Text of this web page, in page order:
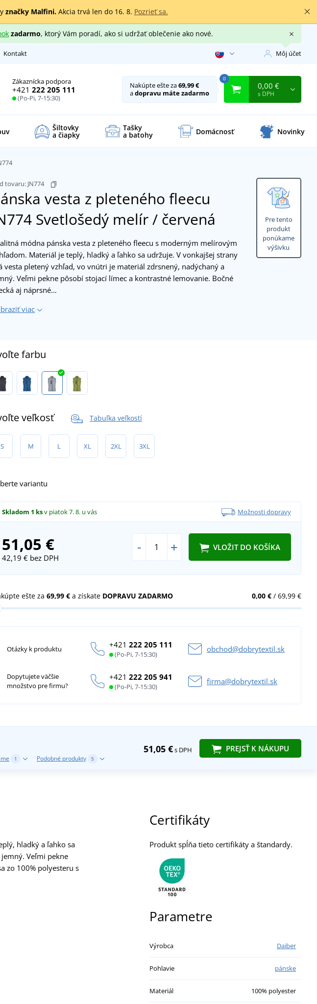
značky Malfini.Akcia trvá len do 16. 8. Pozrieť sa.
zadarmo, ktorý Vám poradí, ako si udržať oblečenie ako nové.
Kontakt Môj účet
Zákaznícka podpora
+421 222 205 111
(Po-Pi, 7-15:30)
Nakúpte ešte za69,99 €
adopravu máte zadarmo
0
0,00 €
s DPH
Šiltovky
a čiapky
Tašky
a batohy Domácnosť Novinky
Pre tento
produkt
ponúkame
výšivku
tovaru: JN774
vesta z pleteného fleecu
Svetlošedý melír / červená
módna pánska vesta z pleteného fleecu s moderným melírovým
Materiál je teplý, hladký a ľahko sa udržuje. V vonkajšej strany
vesta pletený vzhľad, vo vnútri je materiál zdrsnený, nadýchaný a
Veľmi pekne pôsobí stojací límec a kontrastné lemovanie. Bočné
aj náprsné…
viac
farbu
veľkosť Tabuľka veľkostí
S M L XL 2XL 3XL
variantu
Skladom 1 ksv piatok 7. 8. u vás Možnosti dopravy
51,05 €
42,19 €bez DPH
- + VLOŽIT DO KOŠÍKA
0,00 €/ 69,99 €
ešte za 69,99 € a získate DOPRAVU ZADARMO
Otázky k produktu +421222 205 111
(Po-Pi, 7-15:30)
obchod@dobrytextil.sk
Dopytujete väčšie
množstvo pre firmu?
+421222 205 941
(Po-Pi, 7-15:30)
firma@dobrytextil.sk
51,05 €s DPH PREJSŤ K NÁKUPU
1 Podobné produkty 5
hladký a ľahko sa
Veľmi pekne
zo 100% polyesteru s
Certifikáty
Produkt spĺňa tieto certifikáty a štandardy.
Parametre
Výrobca Daiber
Pohlavie pánske
Materiál 100% polyester